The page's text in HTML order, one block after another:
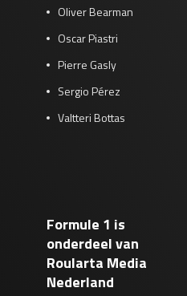
Oliver Bearman
Oscar Piastri
Pierre Gasly
Sergio Pérez
Valtteri Bottas
Formule 1 is
onderdeel van
Roularta Media
Nederland